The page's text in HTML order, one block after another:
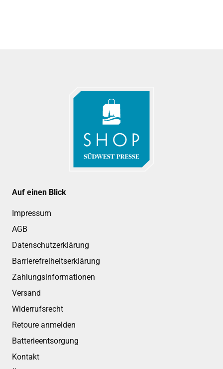
Auf einen Blick
Impressum
AGB
Datenschutzerklärung
Barrierefreiheitserklärung
Zahlungsinformationen
Versand
Widerrufsrecht
Retoure anmelden
Batterieentsorgung
Kontakt